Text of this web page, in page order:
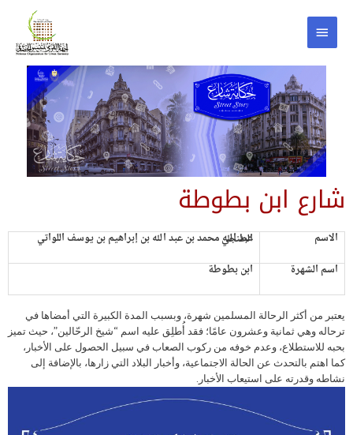
شارع ابن بطوطة
الاسم
عبد الله محمد بن عبد الله بن إبراهيم بن يوسف اللواتي الطنجي
اسم الشهرة
ابن بطوطة
يعتبر من أكثر الرحالة المسلمين شهرة، وبسبب المدة الكبيرة التي أمضاها في
ترحاله وهي ثمانية وعشرون عامًا؛ فقد أُطلِق عليه اسم “شيخ الرحّالين”، حيث تميز
بحبه للاستطلاع، وعدم خوفه من ركوب الصعاب في سبيل الحصول على الأخبار،
كما اهتم بالتحدث عن الحالة الاجتماعية، وأخبار البلاد التي زارها، بالإضافة إلى
نشاطه وقدرته على استيعاب الأخبار.